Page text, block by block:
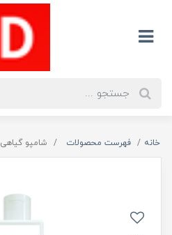
خانه فهرست محصولات شامپو گیاهی Nutrition بیونیج